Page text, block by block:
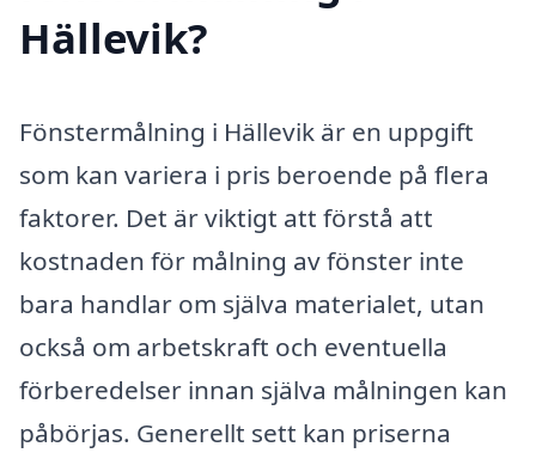
Hällevik?
Fönstermålning i Hällevik är en uppgift
som kan variera i pris beroende på flera
faktorer. Det är viktigt att förstå att
kostnaden för målning av fönster inte
bara handlar om själva materialet, utan
också om arbetskraft och eventuella
förberedelser innan själva målningen kan
påbörjas. Generellt sett kan priserna